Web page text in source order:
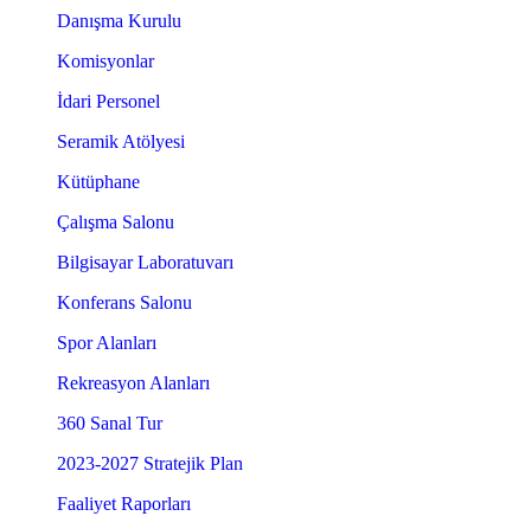
Danışma Kurulu
Komisyonlar
İdari Personel
Seramik Atölyesi
Kütüphane
Çalışma Salonu
Bilgisayar Laboratuvarı
Konferans Salonu
Spor Alanları
Rekreasyon Alanları
360 Sanal Tur
2023-2027 Stratejik Plan
Faaliyet Raporları